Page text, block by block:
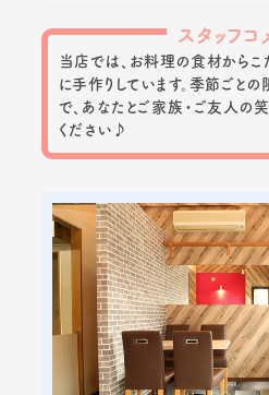
スタッフコ
当店では、お料理の食材からこ
に手作りしています。季節ごとの
で、あなたとご家族・ご友人の
ください♪